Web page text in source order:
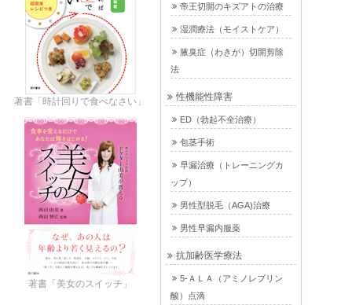
帝王切開のキズアトの治療
湿潤療法（モイストケア）
腋臭症（わきが）切開剪除
法
性機能性障害
ED（勃起不全治療）
包茎手術
早漏治療（トレーニングカ
ップ）
男性型脱毛（AGA)治療
男性早漏内服薬
抗加齢医学療法
5-ＡＬＡ（アミノレブリン
酸）点滴
著書「時計回りで食べなさい」
著書「美女のスイッチ」